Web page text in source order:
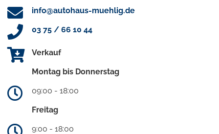
info@autohaus-muehlig.de
03 75 / 66 10 44
Verkauf
Montag bis Donnerstag
09:00 - 18:00
Freitag
9:00 - 18:00